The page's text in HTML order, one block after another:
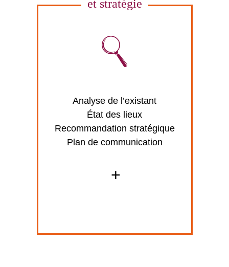
et stratégie
Analyse de l’existant
État des lieux
Recommandation stratégique
Plan de communication
+